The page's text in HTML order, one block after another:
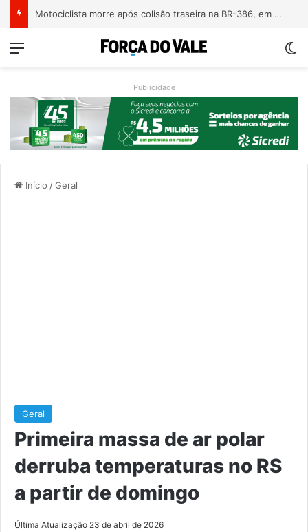
Motociclista morre após colisão traseira na BR-386, em Triunfo
Menu
Publicidade
Início /Geral
Geral
Primeira massa de ar polar
derruba temperaturas no RS
a partir de domingo
Última Atualização 23 de abril de 2026